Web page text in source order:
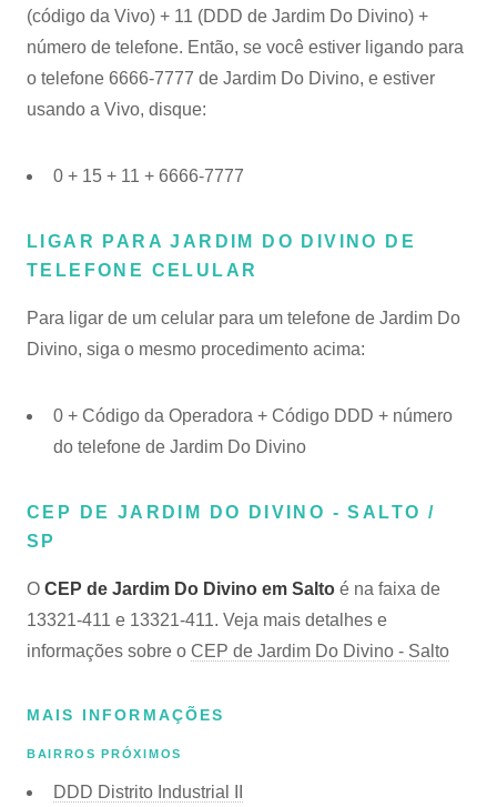
(código da Vivo) + 11 (DDD de Jardim Do Divino) +
número de telefone. Então, se você estiver ligando para
o telefone 6666-7777 de Jardim Do Divino, e estiver
usando a Vivo, disque:
0 + 15 + 11 + 6666-7777
LIGAR PARA JARDIM DO DIVINO DE
TELEFONE CELULAR
Para ligar de um celular para um telefone de Jardim Do
Divino, siga o mesmo procedimento acima:
0 + Código da Operadora + Código DDD + número
do telefone de Jardim Do Divino
CEP DE JARDIM DO DIVINO - SALTO /
SP
O CEP de Jardim Do Divino em Salto é na faixa de
13321-411 e 13321-411. Veja mais detalhes e
informações sobre o CEP de Jardim Do Divino - Salto
MAIS INFORMAÇÕES
BAIRROS PRÓXIMOS
DDD Distrito Industrial II